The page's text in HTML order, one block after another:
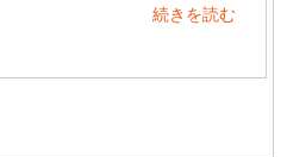
続きを読む